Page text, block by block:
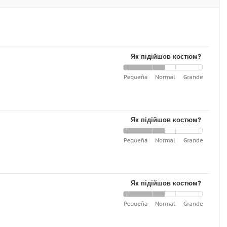
Як підійшов костюм?
Як підійшов костюм?
Як підійшов костюм?